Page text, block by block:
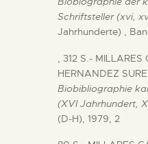
Schriftsteller (xvi,
Jahrhunderte) ,
, 312 S.-
HERNANDEZ
Biobibliographie
(XVI Jahrhundert,
(D-H), 1979, 2